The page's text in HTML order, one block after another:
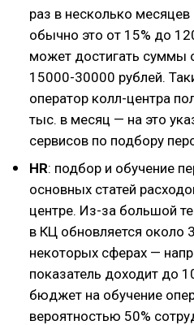
раз в несколько
обычно это от 15% до
может достигать суммы
15000-30000 рублей.
оператор колл-центра
тыс. в месяц — на это
сервисов по подбору
HR: подбор и обучение
основных статей
центре. Из-за большой
в КЦ обновляется около
некоторых сферах —
показатель доходит до
бюджет на обучение
вероятностью 50%